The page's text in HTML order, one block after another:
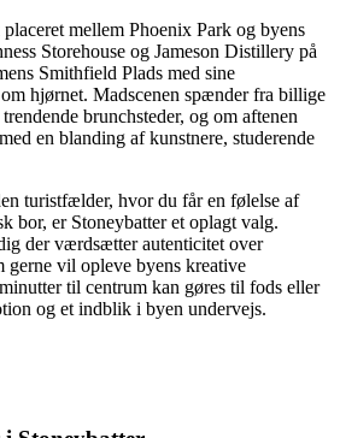
mellem Phoenix Park og byens
Storehouse og Jameson Distillery på
Smithfield Plads med sine
hjørnet. Madscenen spænder fra billige
brunchsteder, og om aftenen
en blanding af kunstnere, studerende
turistfælder, hvor du får en følelse af
bor, er Stoneybatter et oplagt valg.
der værdsætter autenticitet over
gerne vil opleve byens kreative
til centrum kan gøres til fods eller
og et indblik i byen undervejs.